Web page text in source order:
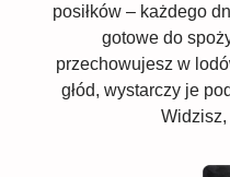
posiłków – każdego
gotowe do
przechowujesz w
głód, wystarczy je